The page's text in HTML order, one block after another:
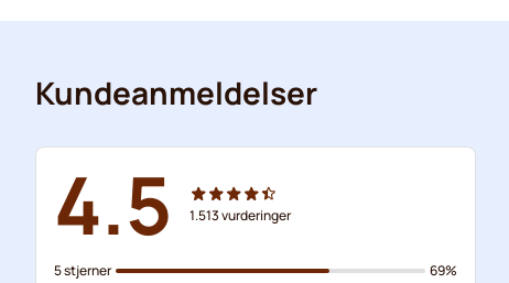
Kundeanmeldelser
4.5 1.513vurderinger
5 stjerner
69%